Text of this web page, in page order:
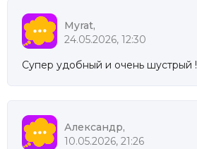
Myrat,
24.05.2026, 12:30
Супер удобный и очень шустрый !
Александр,
10.05.2026, 21:26